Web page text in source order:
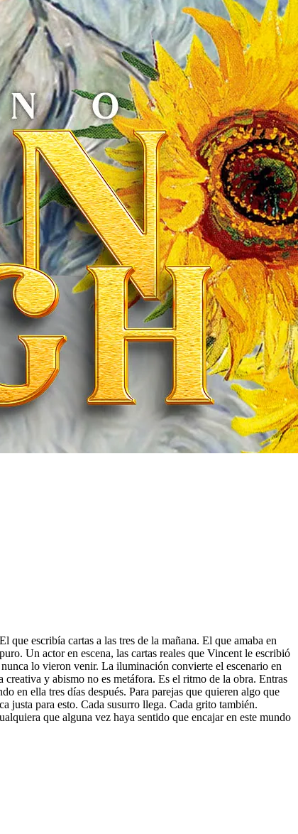
escribía cartas a las tres de la mañana. El que amaba en
Un actor en escena, las cartas reales que Vincent le escribió
lo vieron venir. La iluminación convierte el escenario en
y abismo no es metáfora. Es el ritmo de la obra. Entras
en ella tres días después. Para parejas que quieren algo que
justa para esto. Cada susurro llega. Cada grito también.
que alguna vez haya sentido que encajar en este mundo